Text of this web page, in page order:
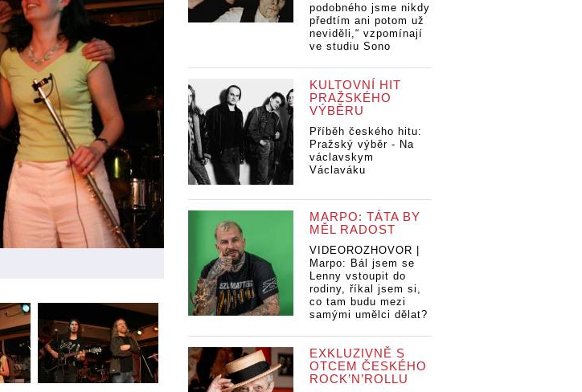
podobného jsme nikdy
předtím ani potom už
neviděli,“ vzpomínají
ve studiu Sono
KULTOVNÍ HIT
PRAŽSKÉHO
VÝBĚRU
Příběh českého hitu:
Pražský výběr - Na
václavskym
Václaváku
MARPO: TÁTA BY
MĚL RADOST
VIDEOROZHOVOR |
Marpo: Bál jsem se
Lenny vstoupit do
rodiny, říkal jsem si,
co tam budu mezi
samými umělci dělat?
EXKLUZIVNĚ S
OTCEM ČESKÉHO
ROCK’N’ROLLU